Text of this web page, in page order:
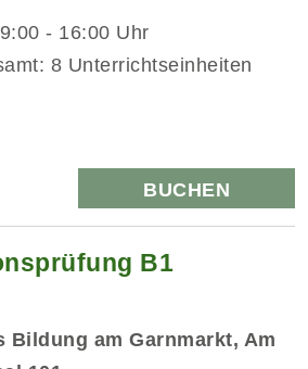
- 16:00 Uhr
8 Unterrichtseinheiten
BUCHEN
B1
Bildung am Garnmarkt, Am